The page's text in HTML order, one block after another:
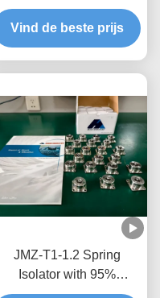
Wrijvingsdempende
Isolator met tot 95%
Isolatie-efficiëntie voor
Vind de beste prijs
JMZ-T1-1.2 Spring
Isolator with 95%
Isolation Efficiency 32mm